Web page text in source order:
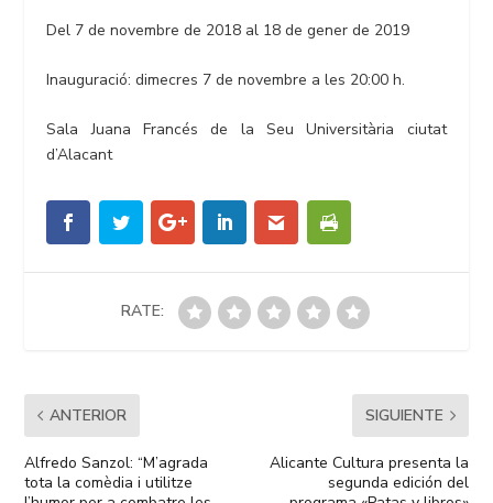
Del 7 de novembre de 2018 al 18 de gener de 2019
Inauguració: dimecres 7 de novembre a les 20:00 h.
Sala Juana Francés de la Seu Universitària ciutat
d’Alacant
RATE:
ANTERIOR
Alfredo Sanzol: “M’agrada
tota la comèdia i utilitze
SIGUIENTE
Alicante Cultura presenta la
segunda edición del